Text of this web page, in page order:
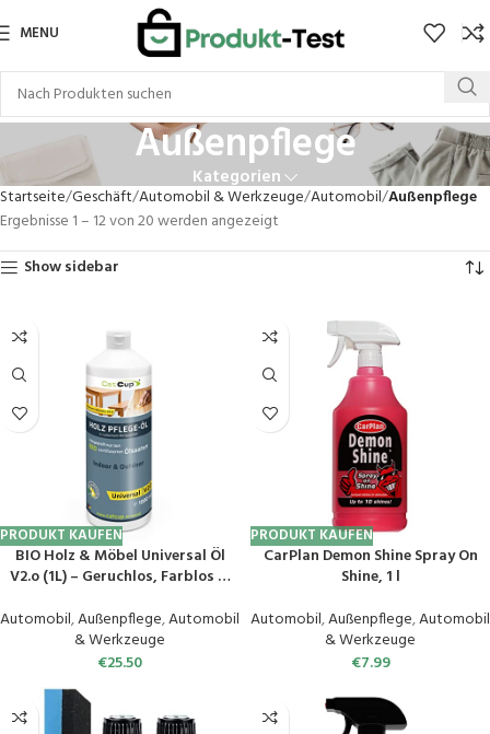
MENU
Außenpflege
Kategorien
Startseite Geschäft Automobil & Werkzeuge Automobil Außenpflege
Ergebnisse 1 – 12 von 20 werden angezeigt
Show sidebar
PRODUKT KAUFEN
BIO Holz & Möbel Universal Öl
V2.o (1L) – Geruchlos, Farblos &
Holzpflege im Haushalt und
Wohnbereich. Einfach &
Allergenfrei für gesundes
Automobil,Außenpflege,Automobil
& Werkzeuge
€25.50
PRODUKT KAUFEN
CarPlan Demon Shine Spray On
Shine, 1 l
Automobil,Außenpflege,Automobil
& Werkzeuge
€7.99